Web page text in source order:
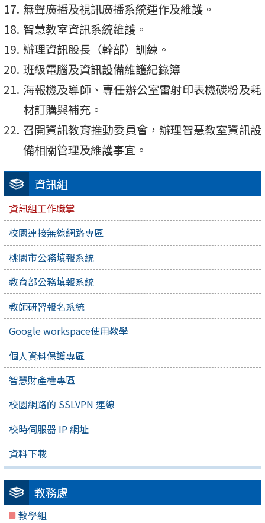
資訊組
資訊組工作職掌
校園連接無線網路專區
桃園市公務填報系統
教育部公務填報系統
教師研習報名系統
Google workspace使用教學
個人資料保護專區
智慧財產權專區
校園網路的 SSLVPN 連線
校時伺服器 IP 網址
資料下載
教務處
教學組
無聲廣播及視訊廣播系統運作及維護。
智慧教室資訊系統維護。
辦理資訊股長（幹部）訓練。
班級電腦及資訊設備維護紀錄簿
海報機及導師、專任辦公室雷射印表機碳粉及耗
材訂購與補充。
召開資訊教育推動委員會，辦理智慧教室資訊設
備相關管理及維護事宜。